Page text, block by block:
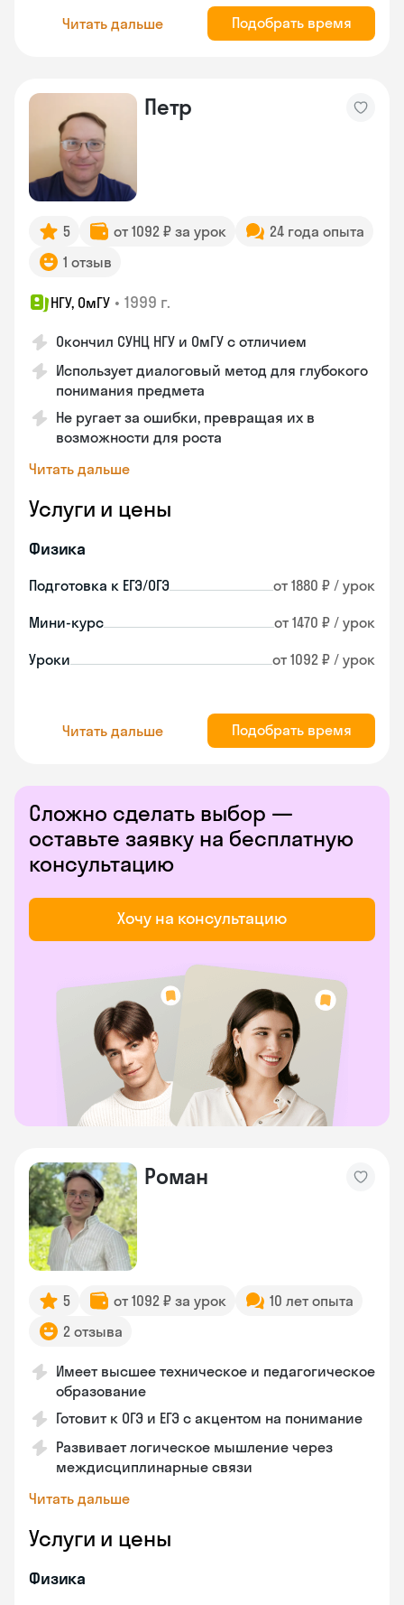
Читать дальше Подобрать время
Петр
5 от 1092 ₽ за урок
24 года опыта
1 отзыв
НГУ, ОмГУ • 1999 г.
Окончил СУНЦ НГУ и ОмГУ с отличием
Использует диалоговый метод для глубокого
понимания предмета
Не ругает за ошибки, превращая их в
возможности для роста
Читать дальше
Услуги и цены
Физика
Подготовка к ЕГЭ/ОГЭ от 1880 ₽ / урок
Мини-курс от 1470 ₽ / урок
Уроки от 1092 ₽ / урок
Читать дальше Подобрать время
Сложно сделать выбор —
оставьте заявку на бесплатную
консультацию
Хочу на консультацию
Роман
5 от 1092 ₽ за урок
10 лет опыта
2 отзыва
Имеет высшее техническое и педагогическое
образование
Готовит к ОГЭ и ЕГЭ с акцентом на понимание
Развивает логическое мышление через
междисциплинарные связи
Читать дальше
Услуги и цены
Физика